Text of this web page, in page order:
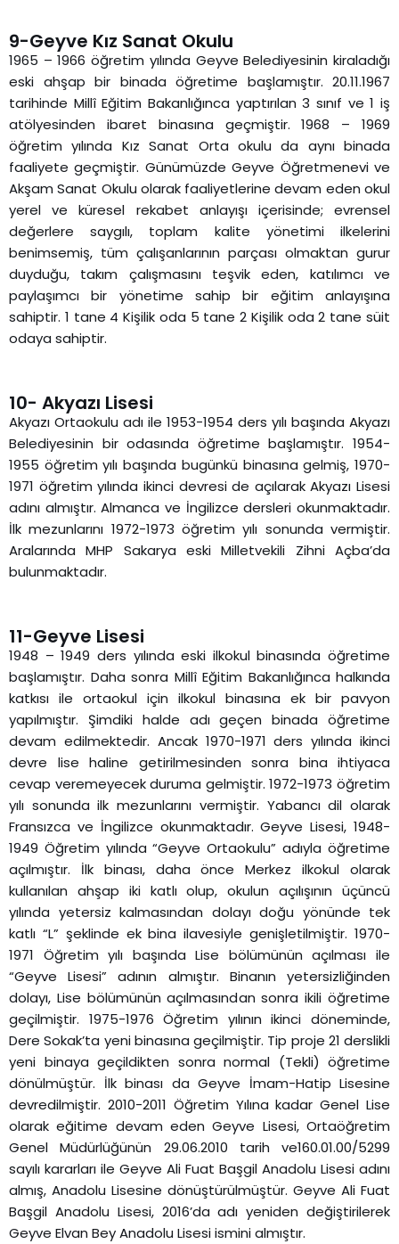
9-Geyve Kız Sanat Okulu
1965 – 1966 öğretim yılında Geyve Belediyesinin kiraladığı
eski ahşap bir binada öğretime başlamıştır. 20.11.1967
tarihinde Millî Eğitim Bakanlığınca yaptırılan 3 sınıf ve 1 iş
atölyesinden ibaret binasına geçmiştir. 1968 – 1969
öğretim yılında Kız Sanat Orta okulu da aynı binada
faaliyete geçmiştir. Günümüzde Geyve Öğretmenevi ve
Akşam Sanat Okulu olarak faaliyetlerine devam eden okul
yerel ve küresel rekabet anlayışı içerisinde; evrensel
değerlere saygılı, toplam kalite yönetimi ilkelerini
benimsemiş, tüm çalışanlarının parçası olmaktan gurur
duyduğu, takım çalışmasını teşvik eden, katılımcı ve
paylaşımcı bir yönetime sahip bir eğitim anlayışına
sahiptir. 1 tane 4 Kişilik oda 5 tane 2 Kişilik oda 2 tane süit
odaya sahiptir.
10- Akyazı Lisesi
Akyazı Ortaokulu adı ile 1953-1954 ders yılı başında Akyazı
Belediyesinin bir odasında öğretime başlamıştır. 1954-
1955 öğretim yılı başında bugünkü binasına gelmiş, 1970-
1971 öğretim yılında ikinci devresi de açılarak Akyazı Lisesi
adını almıştır. Almanca ve İngilizce dersleri okunmaktadır.
İlk mezunlarını 1972-1973 öğretim yılı sonunda vermiştir.
Aralarında MHP Sakarya eski Milletvekili Zihni Açba’da
bulunmaktadır.
11-Geyve Lisesi
1948 – 1949 ders yılında eski ilkokul binasında öğretime
başlamıştır. Daha sonra Millî Eğitim Bakanlığınca halkında
katkısı ile ortaokul için ilkokul binasına ek bir pavyon
yapılmıştır. Şimdiki halde adı geçen binada öğretime
devam edilmektedir. Ancak 1970-1971 ders yılında ikinci
devre lise haline getirilmesinden sonra bina ihtiyaca
cevap veremeyecek duruma gelmiştir. 1972-1973 öğretim
yılı sonunda ilk mezunlarını vermiştir. Yabancı dil olarak
Fransızca ve İngilizce okunmaktadır. Geyve Lisesi, 1948-
1949 Öğretim yılında “Geyve Ortaokulu” adıyla öğretime
açılmıştır. İlk binası, daha önce Merkez ilkokul olarak
kullanılan ahşap iki katlı olup, okulun açılışının üçüncü
yılında yetersiz kalmasından dolayı doğu yönünde tek
katlı “L” şeklinde ek bina ilavesiyle genişletilmiştir. 1970-
1971 Öğretim yılı başında Lise bölümünün açılması ile
“Geyve Lisesi” adının almıştır. Binanın yetersizliğinden
dolayı, Lise bölümünün açılmasından sonra ikili öğretime
geçilmiştir. 1975-1976 Öğretim yılının ikinci döneminde,
Dere Sokak’ta yeni binasına geçilmiştir. Tip proje 21 derslikli
yeni binaya geçildikten sonra normal (Tekli) öğretime
dönülmüştür. İlk binası da Geyve İmam-Hatip Lisesine
devredilmiştir. 2010-2011 Öğretim Yılına kadar Genel Lise
olarak eğitime devam eden Geyve Lisesi, Ortaöğretim
Genel Müdürlüğünün 29.06.2010 tarih ve160.01.00/5299
sayılı kararları ile Geyve Ali Fuat Başgil Anadolu Lisesi adını
almış, Anadolu Lisesine dönüştürülmüştür. Geyve Ali Fuat
Başgil Anadolu Lisesi, 2016’da adı yeniden değiştirilerek
Geyve Elvan Bey Anadolu Lisesi ismini almıştır.